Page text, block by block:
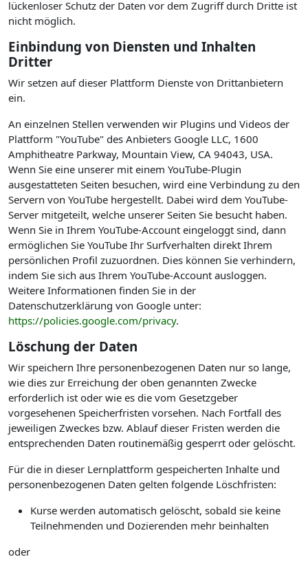
lückenloser Schutz der Daten vor dem Zugriff durch Dritte ist
nicht möglich.
Einbindung von Diensten und Inhalten
Dritter
Wir setzen auf dieser Plattform Dienste von Drittanbietern
ein.
An einzelnen Stellen verwenden wir Plugins und Videos der
Plattform "YouTube" des Anbieters Google LLC, 1600
Amphitheatre Parkway, Mountain View, CA 94043, USA.
Wenn Sie eine unserer mit einem YouTube-Plugin
ausgestatteten Seiten besuchen, wird eine Verbindung zu den
Servern von YouTube hergestellt. Dabei wird dem YouTube-
Server mitgeteilt, welche unserer Seiten Sie besucht haben.
Wenn Sie in Ihrem YouTube-Account eingeloggt sind, dann
ermöglichen Sie YouTube Ihr Surfverhalten direkt Ihrem
persönlichen Profil zuzuordnen. Dies können Sie verhindern,
indem Sie sich aus Ihrem YouTube-Account ausloggen.
Weitere Informationen finden Sie in der
Datenschutzerklärung von Google unter:
https://policies.google.com/privacy.
Löschung der Daten
Wir speichern Ihre personenbezogenen Daten nur so lange,
wie dies zur Erreichung der oben genannten Zwecke
erforderlich ist oder wie es die vom Gesetzgeber
vorgesehenen Speicherfristen vorsehen. Nach Fortfall des
jeweiligen Zweckes bzw. Ablauf dieser Fristen werden die
entsprechenden Daten routinemäßig gesperrt oder gelöscht.
Für die in dieser Lernplattform gespeicherten Inhalte und
personenbezogenen Daten gelten folgende Löschfristen:
Kurse werden automatisch gelöscht, sobald sie keine
Teilnehmenden und Dozierenden mehr beinhalten
oder